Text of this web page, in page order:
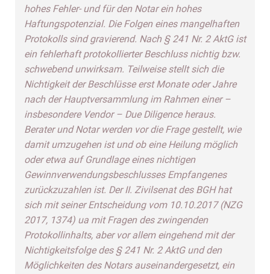
hohes Fehler- und für den Notar ein hohes
Haftungspotenzial. Die Folgen eines mangelhaften
Protokolls sind gravierend. Nach § 241 Nr. 2 AktG ist
ein fehlerhaft protokollierter Beschluss nichtig bzw.
schwebend unwirksam. Teilweise stellt sich die
Nichtigkeit der Beschlüsse erst Monate oder Jahre
nach der Hauptversammlung im Rahmen einer –
insbesondere Vendor – Due Diligence heraus.
Berater und Notar werden vor die Frage gestellt, wie
damit umzugehen ist und ob eine Heilung möglich
oder etwa auf Grundlage eines nichtigen
Gewinnverwendungsbeschlusses Empfangenes
zurückzuzahlen ist. Der II. Zivilsenat des BGH hat
sich mit seiner Entscheidung vom 10.10.2017 (NZG
2017, 1374) ua mit Fragen des zwingenden
Protokollinhalts, aber vor allem eingehend mit der
Nichtigkeitsfolge des § 241 Nr. 2 AktG und den
Möglichkeiten des Notars auseinandergesetzt, ein